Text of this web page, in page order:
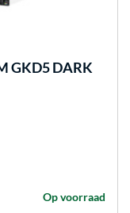
GKD5 DARK
Op voorraad